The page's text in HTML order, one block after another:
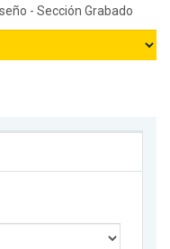
- Sección Grabado